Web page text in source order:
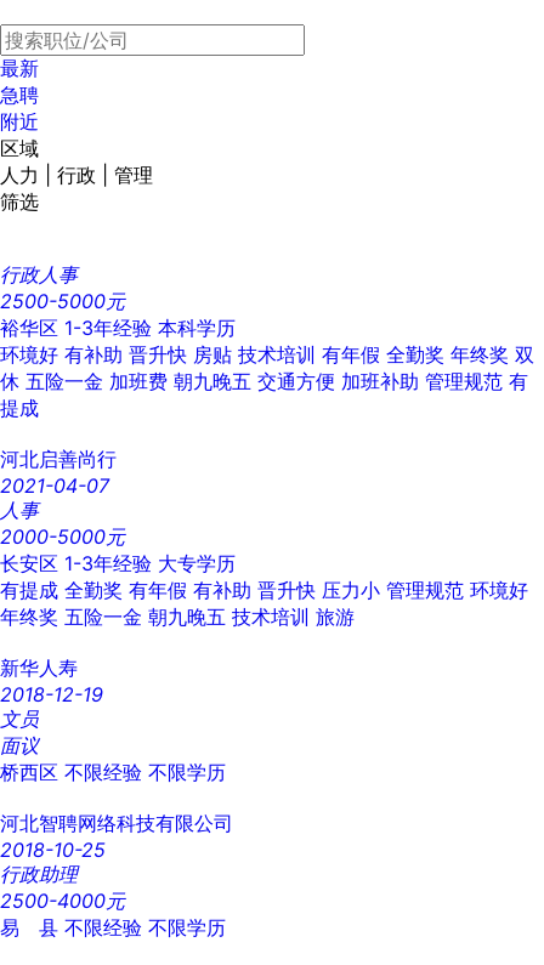
最新
急聘
附近
区域
人力 | 行政 | 管理
筛选
行政人事
2500-5000元
裕华区 1-3年经验 本科学历
环境好 有补助 晋升快 房贴 技术培训 有年假 全勤奖 年终奖 双
休 五险一金 加班费 朝九晚五 交通方便 加班补助 管理规范 有
提成
河北启善尚行
2021-04-07
人事
2000-5000元
长安区 1-3年经验 大专学历
有提成 全勤奖 有年假 有补助 晋升快 压力小 管理规范 环境好
年终奖 五险一金 朝九晚五 技术培训 旅游
新华人寿
2018-12-19
文员
面议
桥西区 不限经验 不限学历
河北智聘网络科技有限公司
2018-10-25
行政助理
2500-4000元
易 县 不限经验 不限学历